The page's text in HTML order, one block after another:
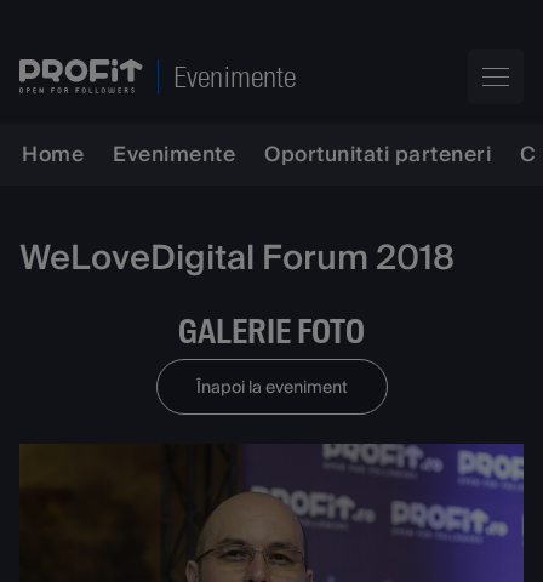
Evenimente
Home Evenimente Oportunitati parteneri
WeLoveDigital Forum 2018
GALERIE FOTO
Înapoi la eveniment